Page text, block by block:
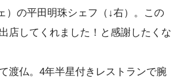
）の平田明珠シェフ（↓右）。この
店してくれました！と感謝したくな
渡仏。4年半星付きレストランで腕